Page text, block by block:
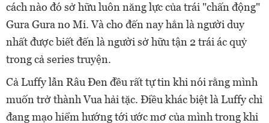
cách nào đó sở hữu luôn năng lực của trái "chấn động"
Gura Gura no Mi. Và cho đến nay hắn là người duy
nhất được biết đến là người sở hữu tận 2 trái ác quỷ
trong cả series truyện.
Cả Luffy lẫn Râu Đen đều rất tự tin khi nói rằng mình
muốn trở thành Vua hải tặc. Điều khác biệt là Luffy chỉ
đang mạo hiểm hướng tới ước mơ của mình trong khi